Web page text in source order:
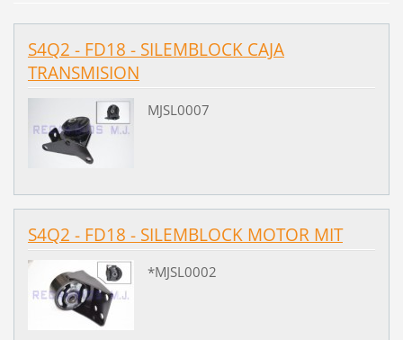
S4Q2 - FD18 - SILEMBLOCK CAJA
TRANSMISION
MJSL0007
S4Q2 - FD18 - SILEMBLOCK MOTOR MIT
*MJSL0002